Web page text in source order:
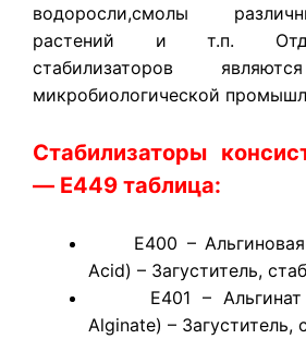
водоросли,смолы
растений и т.п.
стабилизаторов
микробиологической
Стабилизаторы
— Е449 таблица:
E400 – Альгиновая
Acid) – Загуститель,
E401 – Альгинат
Alginate) – Загуститель,